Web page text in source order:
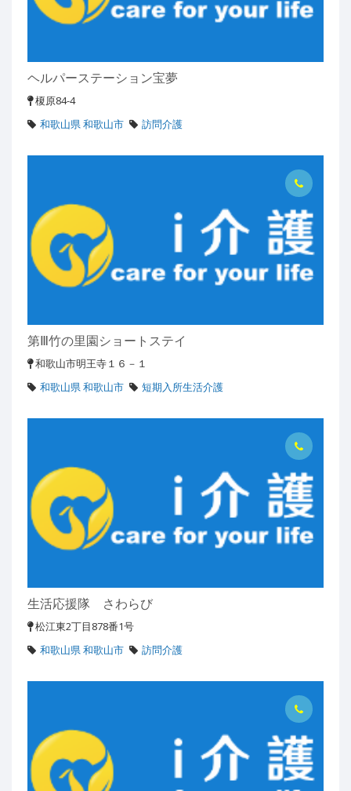
ヘルパーステーション宝夢
榎原84-4
和歌山県 和歌山市
訪問介護
第Ⅲ竹の里園ショートステイ
和歌山市明王寺１６－１
和歌山県 和歌山市
短期入所生活介護
生活応援隊 さわらび
松江東2丁目878番1号
和歌山県 和歌山市
訪問介護